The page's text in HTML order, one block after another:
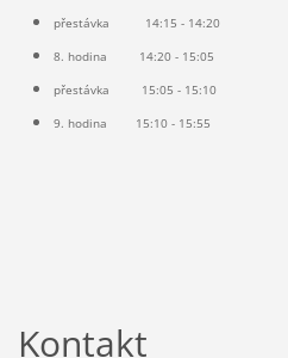
přestávka 14:15 - 14:20
8. hodina 14:20 - 15:05
přestávka 15:05 - 15:10
9. hodina 15:10 - 15:55
Kontakt